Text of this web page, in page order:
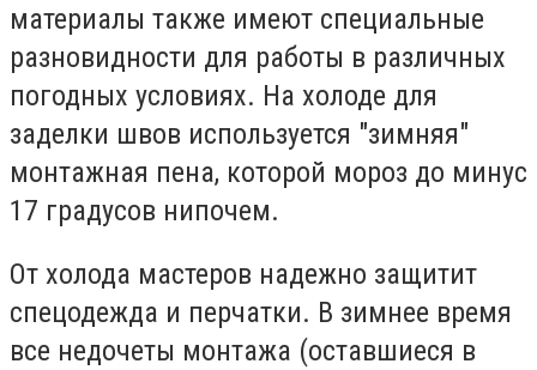
материалы также имеют специальные
разновидности для работы в различных
погодных условиях. На холоде для
заделки швов используется "зимняя"
монтажная пена, которой мороз до минус
17 градусов нипочем.
От холода мастеров надежно защитит
спецодежда и перчатки. В зимнее время
все недочеты монтажа (оставшиеся в